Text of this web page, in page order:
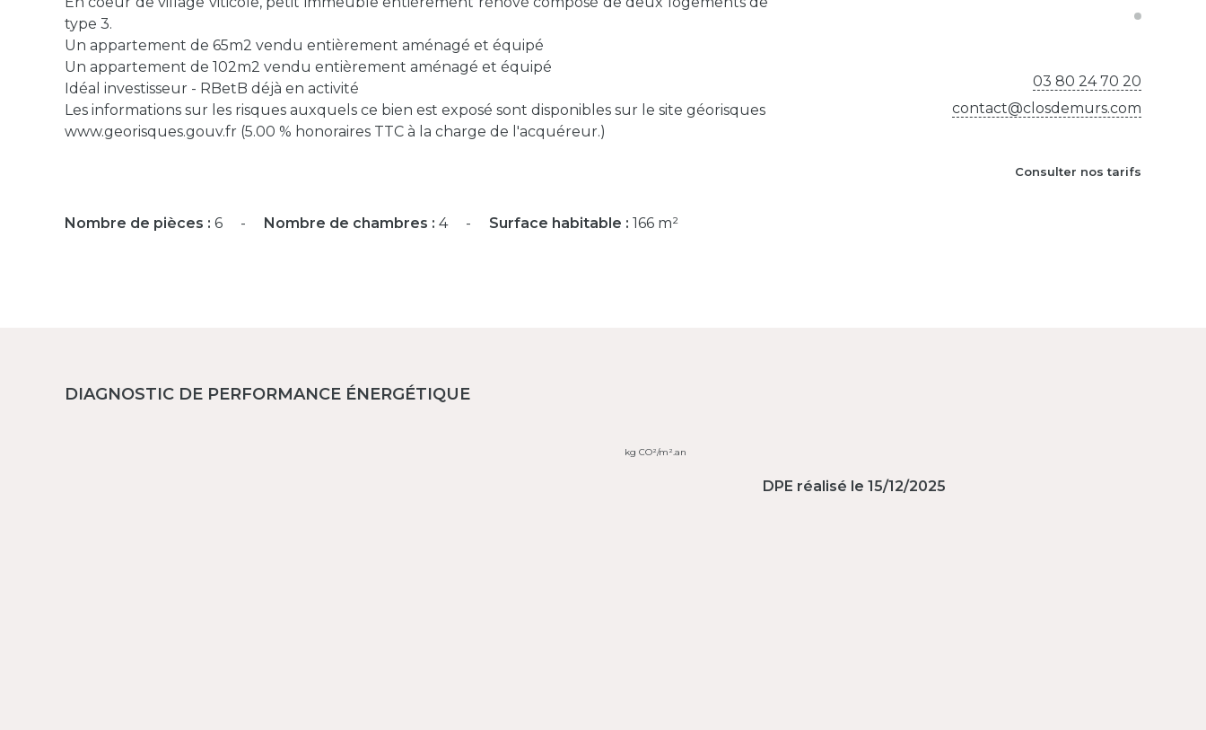
type 3.
Un appartement de 65m2 vendu entièrement aménagé et équipé
Un appartement de 102m2 vendu entièrement aménagé et équipé
Idéal investisseur - RBetB déjà en activité
Les informations sur les risques auxquels ce bien est exposé sont disponibles sur le site géorisques
www.georisques.gouv.fr (5.00 % honoraires TTC à la charge de l'acquéreur.)
Nombre de pièces : 6 Nombre de chambres : 4 Surface habitable : 166 m²
03 80 24 70 20
contact@closdemurs.com
Consulter nos tarifs
DIAGNOSTIC DE PERFORMANCE ÉNERGÉTIQUE
kg CO²/m².an
DPE réalisé le 15/12/2025